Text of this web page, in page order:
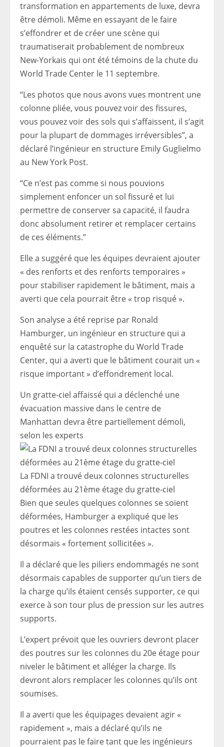
transformation en appartements de luxe, devra
être démoli. Même en essayant de le faire
s’effondrer et de créer une scène qui
traumatiserait probablement de nombreux
New-Yorkais qui ont été témoins de la chute du
World Trade Center le 11 septembre.
“Les photos que nous avons vues montrent une
colonne pliée, vous pouvez voir des fissures,
vous pouvez voir des sols qui s’affaissent, il s’agit
pour la plupart de dommages irréversibles”, a
déclaré l’ingénieur en structure Emily Guglielmo
au New York Post.
“Ce n’est pas comme si nous pouvions
simplement enfoncer un sol fissuré et lui
permettre de conserver sa capacité, il faudra
donc absolument retirer et remplacer certains
de ces éléments.”
Elle a suggéré que les équipes devraient ajouter
« des renforts et des renforts temporaires »
pour stabiliser rapidement le bâtiment, mais a
averti que cela pourrait être « trop risqué ».
Son analyse a été reprise par Ronald
Hamburger, un ingénieur en structure qui a
enquêté sur la catastrophe du World Trade
Center, qui a averti que le bâtiment courait un «
risque important » d’effondrement local.
Un gratte-ciel affaissé qui a déclenché une
évacuation massive dans le centre de
Manhattan devra être partiellement démoli,
selon les experts
La FDNI a trouvé deux colonnes structurelles
déformées au 21ème étage du gratte-ciel
Bien que seules quelques colonnes se soient
déformées, Hamburger a expliqué que les
poutres et les colonnes restées intactes sont
désormais « fortement sollicitées ».
Il a déclaré que les piliers endommagés ne sont
désormais capables de supporter qu’un tiers de
la charge qu’ils étaient censés supporter, ce qui
exerce à son tour plus de pression sur les autres
supports.
L’expert prévoit que les ouvriers devront placer
des poutres sur les colonnes du 20e étage pour
niveler le bâtiment et alléger la charge. Ils
devront alors remplacer les colonnes qu’ils ont
soumises.
Il a averti que les équipages devaient agir «
rapidement », mais a déclaré qu’ils ne
pourraient pas le faire tant que les ingénieurs